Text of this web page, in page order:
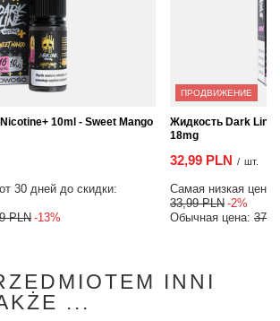
10ml - Sweet Mango
30 дней до скидки:
PLN-13%
ПРОДВИЖЕНИЕ
Жидкость Dark Line
18mg
32,99 PLN / шт.
Самая низкая цена
33,99 PLN -2%
Обычная цена:
INNI
...